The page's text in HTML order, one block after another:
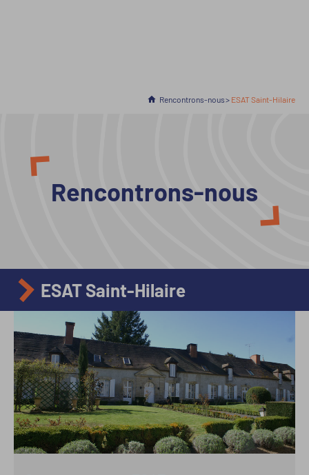
Accueil
Rencontrons-nous En cours :
ESAT Saint-Hilaire
Rencontrons-nous
ESAT Saint-Hilaire